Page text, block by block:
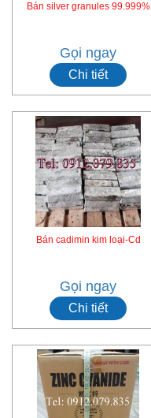
Bán silver granules 99.999%
Gọi ngay
Chi tiết
Bán cadimin kim loại-Cd
Gọi ngay
Chi tiết